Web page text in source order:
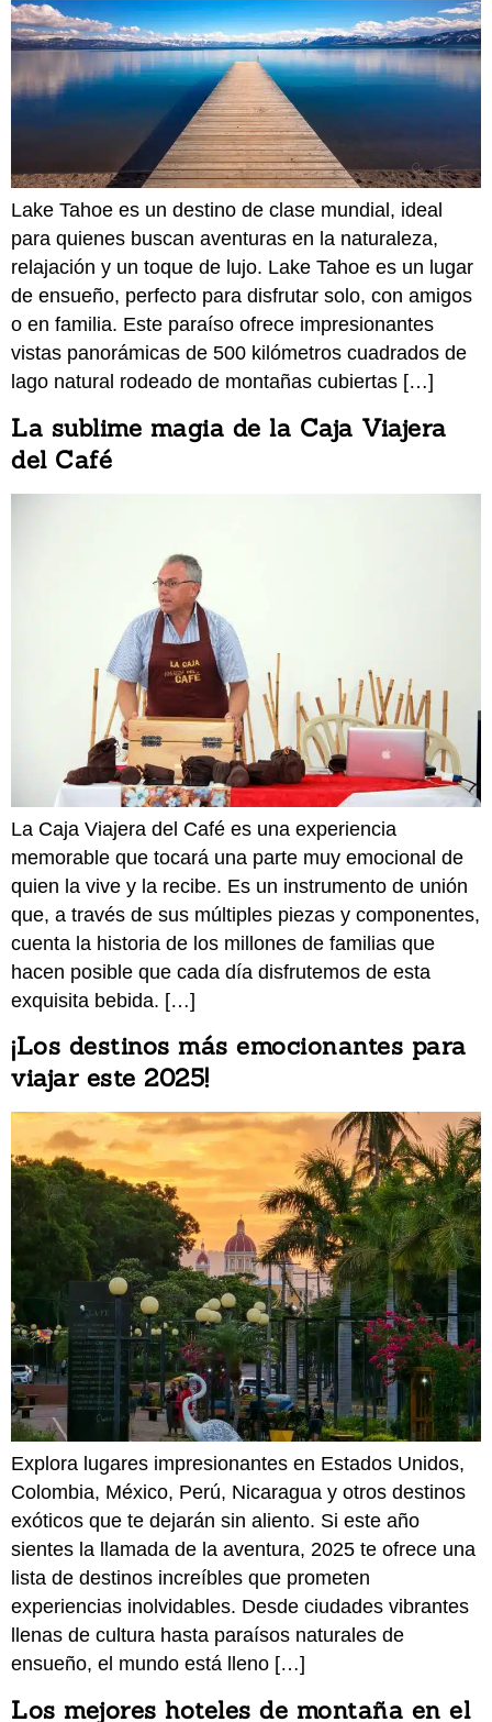
Lake Tahoe es un destino de clase mundial, ideal
para quienes buscan aventuras en la naturaleza,
relajación y un toque de lujo. Lake Tahoe es un lugar
de ensueño, perfecto para disfrutar solo, con amigos
o en familia. Este paraíso ofrece impresionantes
vistas panorámicas de 500 kilómetros cuadrados de
lago natural rodeado de montañas cubiertas […]
La sublime magia de la Caja Viajera
del Café
La Caja Viajera del Café es una experiencia
memorable que tocará una parte muy emocional de
quien la vive y la recibe. Es un instrumento de unión
que, a través de sus múltiples piezas y componentes,
cuenta la historia de los millones de familias que
hacen posible que cada día disfrutemos de esta
exquisita bebida. […]
¡Los destinos más emocionantes para
viajar este 2025!
Explora lugares impresionantes en Estados Unidos,
Colombia, México, Perú, Nicaragua y otros destinos
exóticos que te dejarán sin aliento. Si este año
sientes la llamada de la aventura, 2025 te ofrece una
lista de destinos increíbles que prometen
experiencias inolvidables. Desde ciudades vibrantes
llenas de cultura hasta paraísos naturales de
ensueño, el mundo está lleno […]
Los mejores hoteles de montaña en el